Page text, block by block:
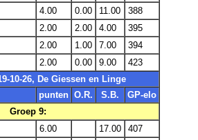
4.00 0.00 11.00
388
2.00 2.00 4.00
395
2.00 1.00 7.00
394
2.00 0.00 9.00
423
10-26, De Giessen en Linge
punten O.R. S.B.
GP-elo
Groep 9:
6.00 17.00
407